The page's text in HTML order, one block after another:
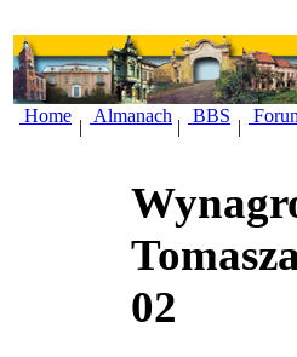
Home
|
Almanach
|
BBS
|
02